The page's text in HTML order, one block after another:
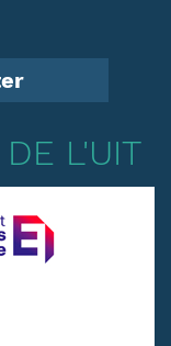
L'UIT